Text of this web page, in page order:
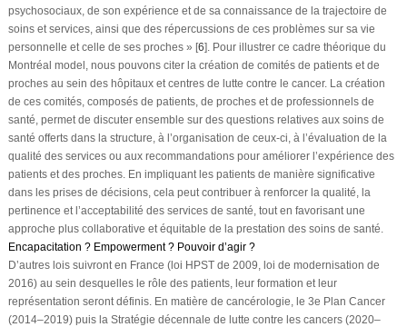
psychosociaux, de son expérience et de sa connaissance de la trajectoire de
soins et services, ainsi que des répercussions de ces problèmes sur sa vie
personnelle et celle de ses proches » [6]. Pour illustrer ce cadre théorique du
Montréal model, nous pouvons citer la création de comités de patients et de
proches au sein des hôpitaux et centres de lutte contre le cancer. La création
de ces comités, composés de patients, de proches et de professionnels de
santé, permet de discuter ensemble sur des questions relatives aux soins de
santé offerts dans la structure, à l’organisation de ceux-ci, à l’évaluation de la
qualité des services ou aux recommandations pour améliorer l’expérience des
patients et des proches. En impliquant les patients de manière significative
dans les prises de décisions, cela peut contribuer à renforcer la qualité, la
pertinence et l’acceptabilité des services de santé, tout en favorisant une
approche plus collaborative et équitable de la prestation des soins de santé.
Encapacitation ? Empowerment ? Pouvoir d’agir ?
D’autres lois suivront en France (loi HPST de 2009, loi de modernisation de
2016) au sein desquelles le rôle des patients, leur formation et leur
représentation seront définis. En matière de cancérologie, le 3e Plan Cancer
(2014–2019) puis la Stratégie décennale de lutte contre les cancers (2020–